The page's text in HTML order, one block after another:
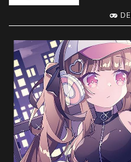
DEF LATE
随
便
听
听